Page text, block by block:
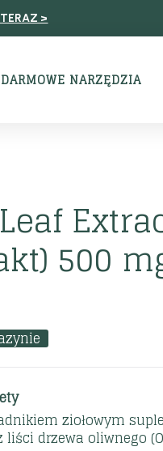
>
DARMOWE NARZĘDZIA
500
ziołowym
drzewa oliwnego